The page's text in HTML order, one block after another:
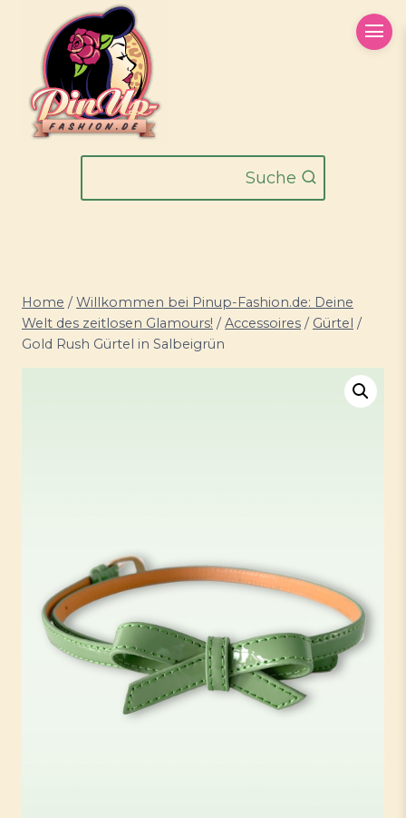
springen
Suche
Home / Willkommen bei Pinup-Fashion.de: Deine
Welt des zeitlosen Glamours! / Accessoires / Gürtel /
Gold Rush Gürtel in Salbeigrün